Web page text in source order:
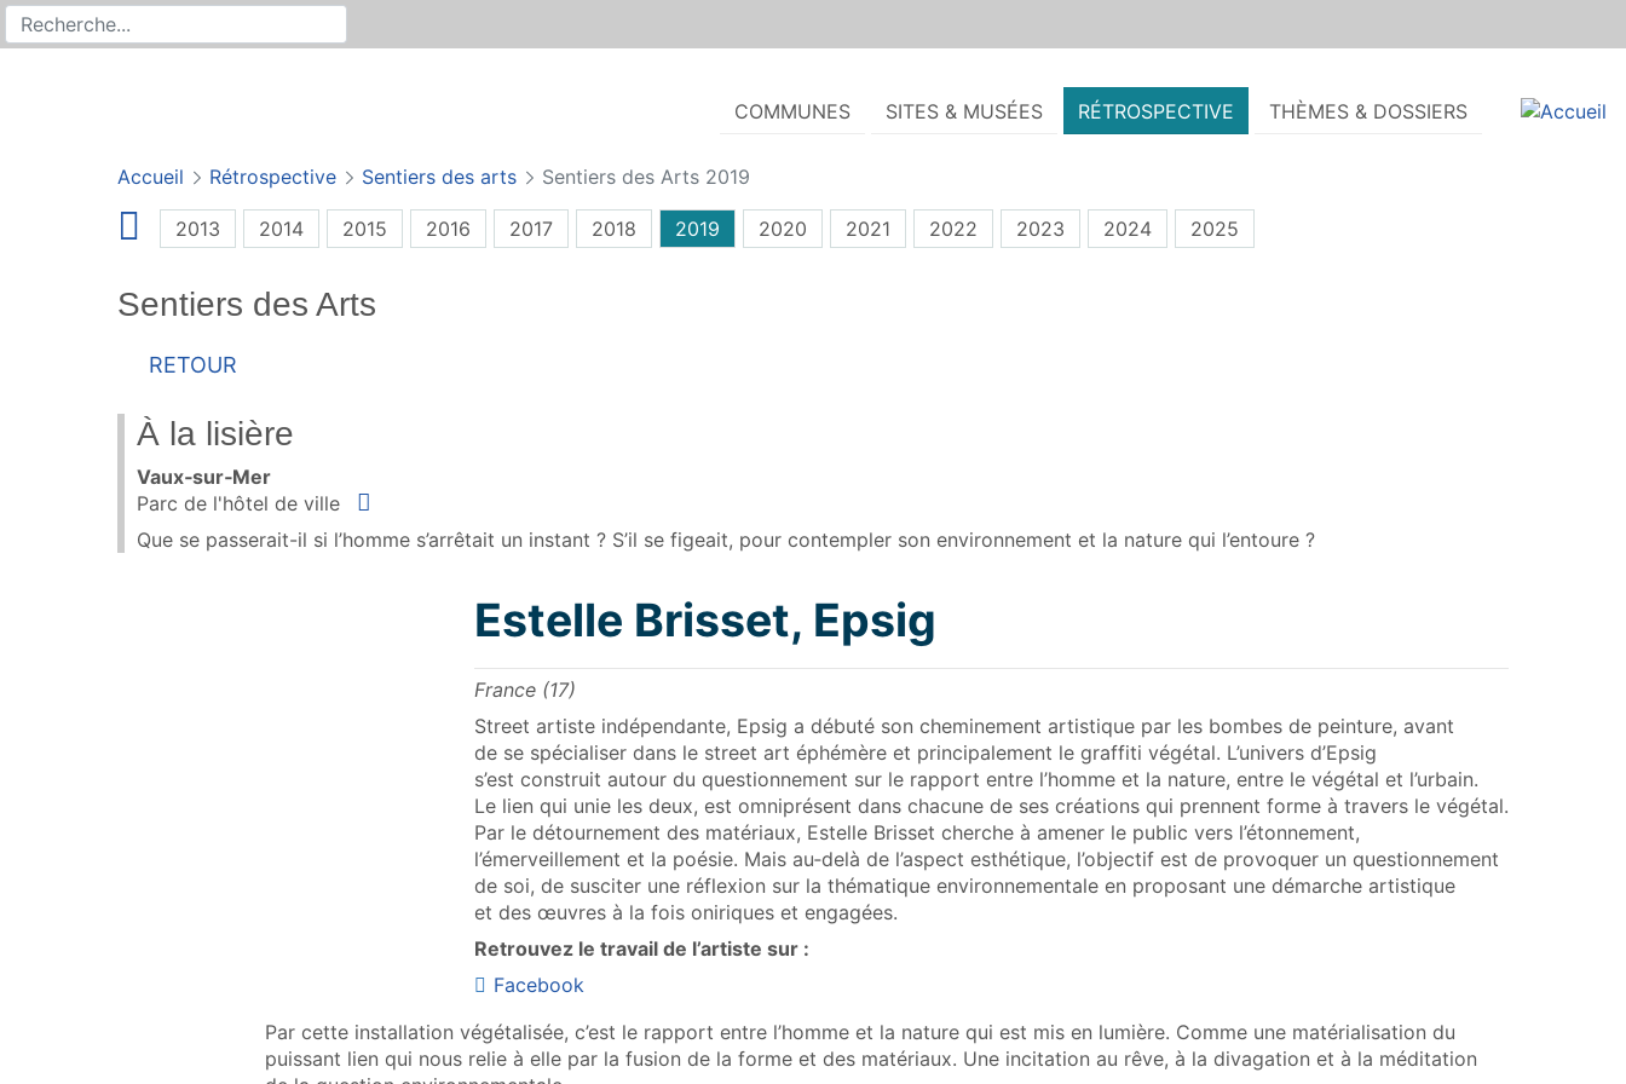
Recherche sur le site
Rechercher
COMMUNES SITES & MUSÉES RÉTROSPECTIVE THÈMES & DOSSIERS
Accueil Rétrospective Sentiers des arts Sentiers des Arts 2019
2013 2014 2015 2016 2017 2018 2019 2020 2021 2022 2023 2024 2025
Sentiers des Arts
Retour
À la lisière
Vaux‑sur‑Mer
Parc de l'hôtel de ville
Situer
Que se passerait-il si l’homme s’arrêtait un instant ? S’il se figeait, pour contempler son environnement et la nature qui l’entoure ?
Estelle Brisset, Epsig
France (17)
Street artiste indépendante, Epsig a débuté son cheminement artistique par les bombes de peinture, avant
de se spécialiser dans le street art éphémère et principalement le graffiti végétal. L’univers d’Epsig
s’est construit autour du questionnement sur le rapport entre l’homme et la nature, entre le végétal et l’urbain.
Le lien qui unie les deux, est omniprésent dans chacune de ses créations qui prennent forme à travers le végétal.
Par le détournement des matériaux, Estelle Brisset cherche à amener le public vers l’étonnement,
l’émerveillement et la poésie. Mais au‑delà de l’aspect esthétique, l’objectif est de provoquer un questionnement
de soi, de susciter une réflexion sur la thématique environnementale en proposant une démarche artistique
et des œuvres à la fois oniriques et engagées.
Retrouvez le travail de l’artiste sur :
Facebook
Par cette installation végétalisée, c’est le rapport entre l’homme et la nature qui est mis en lumière. Comme une matérialisation du
puissant lien qui nous relie à elle par la fusion de la forme et des matériaux. Une incitation au rêve, à la divagation et à la méditation